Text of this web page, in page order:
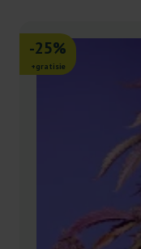
-25%
+gratisie